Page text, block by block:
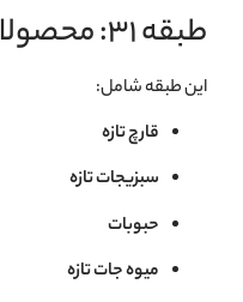
طبقه ۳۱: محصولات کشاورزی و باغبانی
این طبقه شامل:
قارچ تازه
سبزیجات تازه
حبوبات
میوه جات تازه